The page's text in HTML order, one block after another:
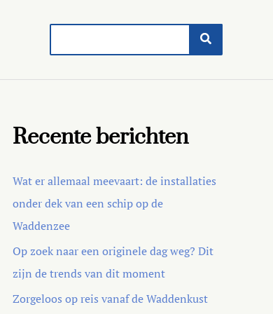
Recente berichten
Wat er allemaal meevaart: de installaties
onder dek van een schip op de
Waddenzee
Op zoek naar een originele dag weg? Dit
zijn de trends van dit moment
Zorgeloos op reis vanaf de Waddenkust